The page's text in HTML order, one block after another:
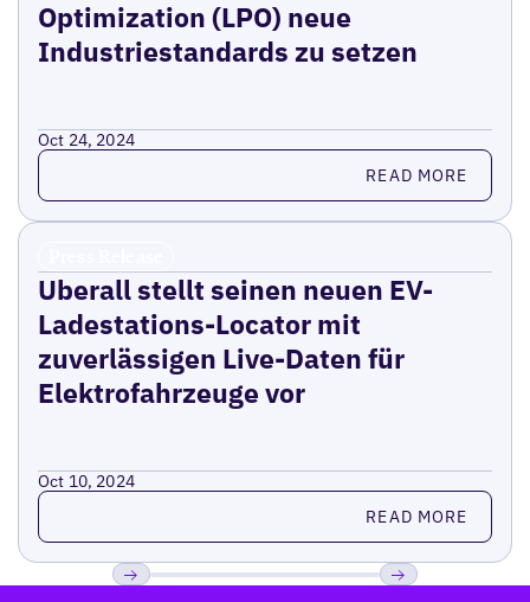
Optimization (LPO) neue
Industriestandards zu setzen
Oct 24, 2024
Read more READ MORE
Uberall stellt seinen neuen EV-
Ladestations-Locator mit
zuverlässigen Live-Daten für
Elektrofahrzeuge vor
Oct 10, 2024
Read more READ MORE